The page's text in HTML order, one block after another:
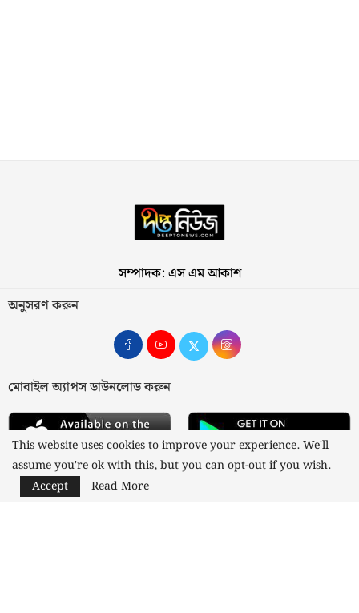
সম্পাদক: এস এম আকাশ
অনুসরণ করুন
মোবাইল অ্যাপস ডাউনলোড করুন
This website uses cookies to improve your experience. We'll
assume you're ok with this, but you can opt-out if you wish.
Accept
Read More